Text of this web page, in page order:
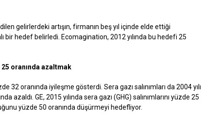
gelirlerdeki artışın, firmanın beş yıl içinde elde ettiği
bir hedef belirledi. Ecomagination, 2012 yılında bu hedefi 25
25 oranında azaltmak
32 oranında iyileşme gösterdi. Sera gazı salınımları da 2004 yılı
azaldı. GE, 2015 yılında sera gazı (GHG) salınımlarını yüzde 25
yüzde 50 oranında düşürmeyi hedefliyor.